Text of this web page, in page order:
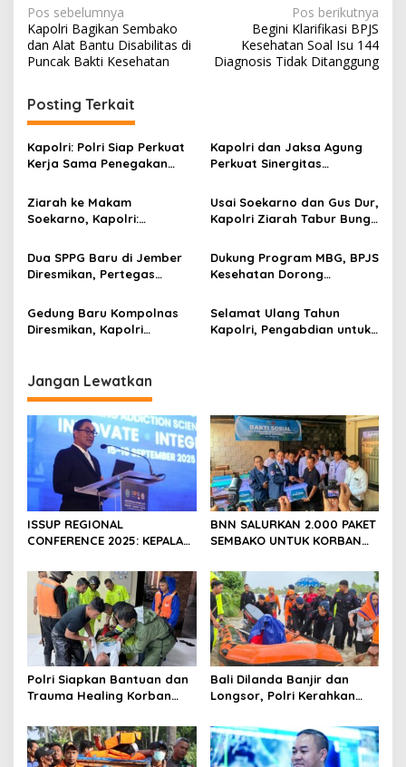
N
a
v
i
g
a
s
i
p
s
Pos sebelumnya
Kapolri Bagikan Sembako
dan Alat Bantu Disabilitas di
Puncak Bakti Kesehatan
Pos berikutnya
Begini Klarifikasi BPJS
Kesehatan Soal Isu 144
Diagnosis Tidak Ditanggung
Posting Terkait
Kapolri: Polri Siap Perkuat
Kerja Sama Penegakan
Bersama FBI Hadapi
Kejahatan Modern
Kapolri dan Jaksa Agung
Perkuat Sinergitas
Pastikan Soliditas Institusi
Ziarah ke Makam
Soekarno, Kapolri:
Bangsa
Usai Soekarno dan Gus Dur,
Kapolri Ziarah Tabur Bunga
Dua SPPG Baru di Jember
Diresmikan, Pertegas
MBG untuk Generasi
Bangsa
Dukung Program MBG, BPJS
Kesehatan Dorong
SPPG Surabaya
Gedung Baru Kompolnas
Diresmikan, Kapolri
Keluhan Masyarakat
Selamat Ulang Tahun
Kapolri, Pengabdian untuk
Jangan Lewatkan
ISSUP REGIONAL
CONFERENCE 2025: KEPALA
KOLABORASI
INTERNASIONAL HADAPI
NARKOBA
BNN SALURKAN 2.000 PAKET
SEMBAKO UNTUK KORBAN
Polri Siapkan Bantuan dan
Trauma Healing Korban
Bali Dilanda Banjir dan
Longsor, Polri Kerahkan
Penanganan